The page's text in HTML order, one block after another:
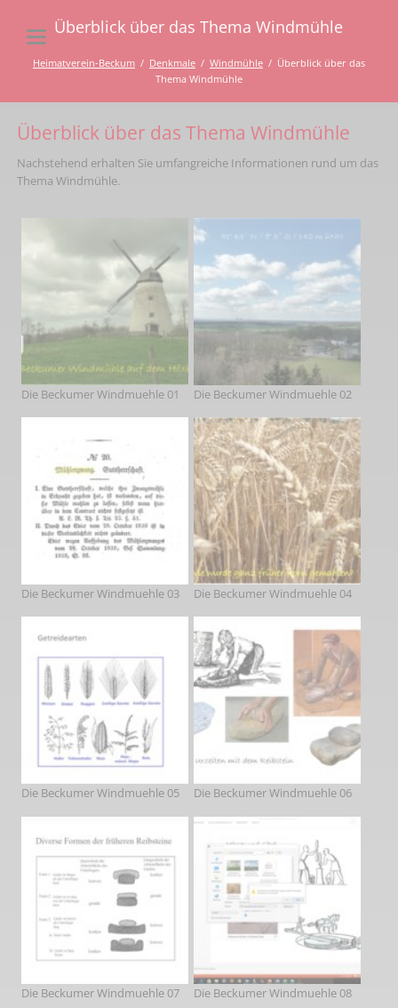
Überblick über das Thema Windmühle
Heimatverein-Beckum Denkmale Windmühle
Überblick über das
Thema Windmühle
Überblick über das Thema Windmühle
Nachstehend erhalten Sie umfangreiche Informationen rund um das
Thema Windmühle.
Die Beckumer Windmuehle 01 Die Beckumer Windmuehle 02
Die Beckumer Windmuehle 03 Die Beckumer Windmuehle 04
Die Beckumer Windmuehle 05 Die Beckumer Windmuehle 06
Die Beckumer Windmuehle 07 Die Beckumer Windmuehle 08